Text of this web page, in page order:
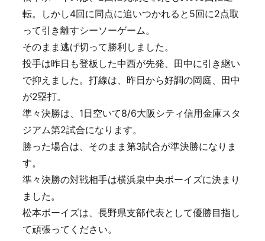
転。しかし4回に同点に追いつかれると5回に2点取
って引き離すシーソーゲーム。
そのまま逃げ切って勝利しました。
投手は昨日も登板した中西が先発、田中に引き継い
で抑えました。打線は、昨日から好調の岡庭、田中
が2塁打。
準々決勝は、1日空いて8/6大阪シティ信用金庫スタ
ジアム第2試合になります。
勝った場合は、そのまま第3試合が準決勝になりま
す。
準々決勝の対戦相手は横浜泉中央ボーイズに決まり
ました。
松本ボーイズは、長野県支部代表として優勝目指し
て頑張ってください。